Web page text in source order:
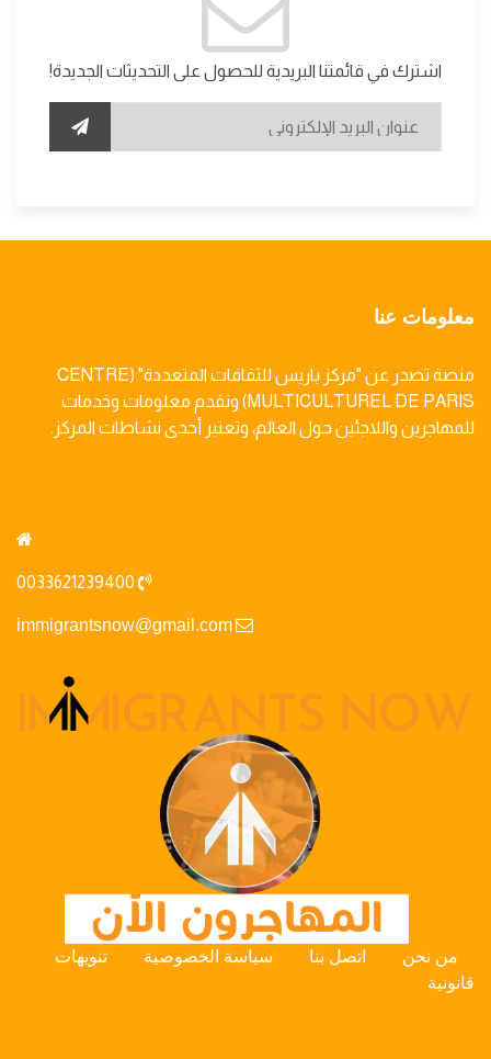
اشترك في قائمتنا البريدية للحصول على التحديثات الجديدة!
معلومات عنا
منصة تصدر عن "مركز باريس للثقافات المتعددة" (CENTRE
MULTICULTUREL DE PARIS) وتقدم معلومات وخدمات
للمهاجرين واللاجئين حول العالم، وتعتبر أحدى نشاطات المركز.
immigrantsnow@gmail.com
من نحن اتصل بنا سياسة الخصوصية
تنويهات
قانونية